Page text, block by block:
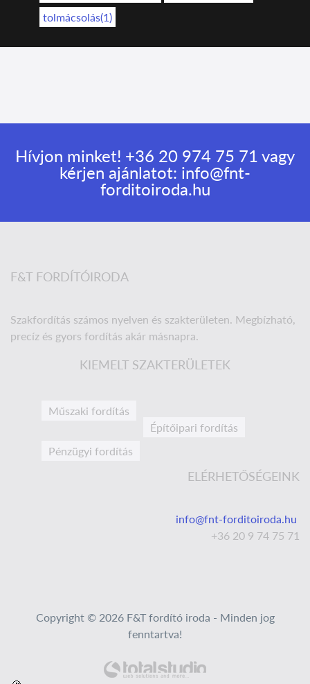
tolmácsolás(1)
Hívjon minket! +36 20 974 75 71 vagy
kérjen ajánlatot: info@fnt-
forditoiroda.hu
F&T FORDÍTÓIRODA
Szakfordítás számos nyelven és szakterületen. Megbízható,
precíz és gyors fordítás akár másnapra.
KIEMELT SZAKTERÜLETEK
Műszaki fordítás
Építőipari fordítás
Pénzügyi fordítás
ELÉRHETŐSÉGEINK
info@fnt-forditoiroda.hu
+36 20 9 74 75 71
Copyright © 2026 F&T fordító iroda - Minden jog
fenntartva!